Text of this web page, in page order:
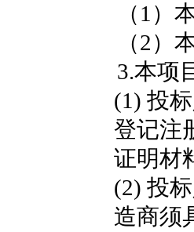
（1）
（2）
3.本项
(1) 投
登记注
证明材
(2) 投
造商须